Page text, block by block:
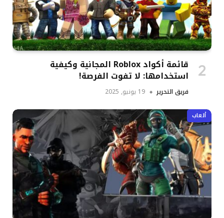
قائمة أكواد Roblox المجانية وكيفية
استخدامها: لا تفوت الفرصة!
فريق التحرير 19 يونيو, 2025
ألعاب